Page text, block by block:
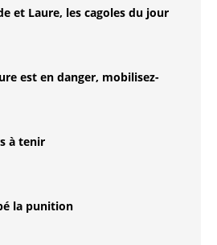
et Laure, les cagoles du jour
est en danger, mobilisez-
à tenir
la punition